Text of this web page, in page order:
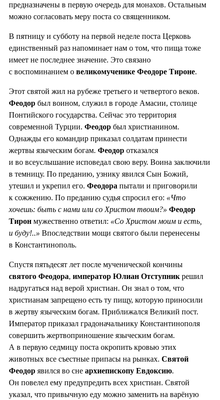
предназначены в первую очередь для монахов. Остальным
можно согласовать меру поста со священником.
В пятницу и субботу на первой неделе поста Церковь
единственный раз напоминает нам о том, что пища тоже
имеет не последнее значение. Это связано
с воспоминанием о великомученике Феодоре Тироне.
Этот святой жил на рубеже третьего и четвертого веков.
Феодор был воином, служил в городе Амасии, столице
Понтийского государства. Сейчас это территория
современной Турции. Феодор был христианином.
Однажды его командир приказал солдатам принести
жертвы языческим богам. Феодор отказался
и во всеуслышание исповедал свою веру. Воина заключили
в темницу. По преданию, узнику явился Сын Божий,
утешил и укрепил его. Феодора пытали и приговорили
к сожжению. По преданию судья спросил его: «Что
хочешь: быть с нами или со Христом твоим?» Феодор
Тирон мужественно ответил: «Со Христом моим и есть,
и буду!..» Впоследствии мощи святого были перенесены
в Константинополь.
Спустя пятьдесят лет после мученической кончины
святого Феодора, император Юлиан Отступникрешил
надругаться над верой христиан. Он знал о том, что
христианам запрещено есть ту пищу, которую приносили
в жертву языческим богам. Приближался Великий пост.
Император приказал градоначальнику Константинополя
совершить жертвоприношение языческим богам.
А в первую седмицу поста окропить кровью этих
животных все съестные припасы на рынках. Святой
Феодор явился во сне архиепископу Евдоксию.
Он повелел ему предупредить всех христиан. Святой
указал, что привычную еду можно заменить на варёную